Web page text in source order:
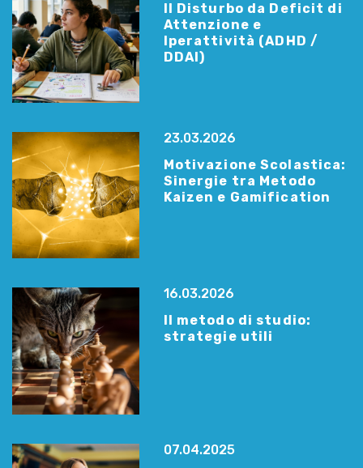
Il Disturbo da Deficit di
Attenzione e
Iperattività (ADHD /
DDAI)
23.03.2026
Motivazione Scolastica:
Sinergie tra Metodo
Kaizen e Gamification
16.03.2026
Il metodo di studio:
strategie utili
07.04.2025